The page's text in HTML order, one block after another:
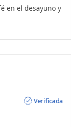
en el desayuno y
Verificada